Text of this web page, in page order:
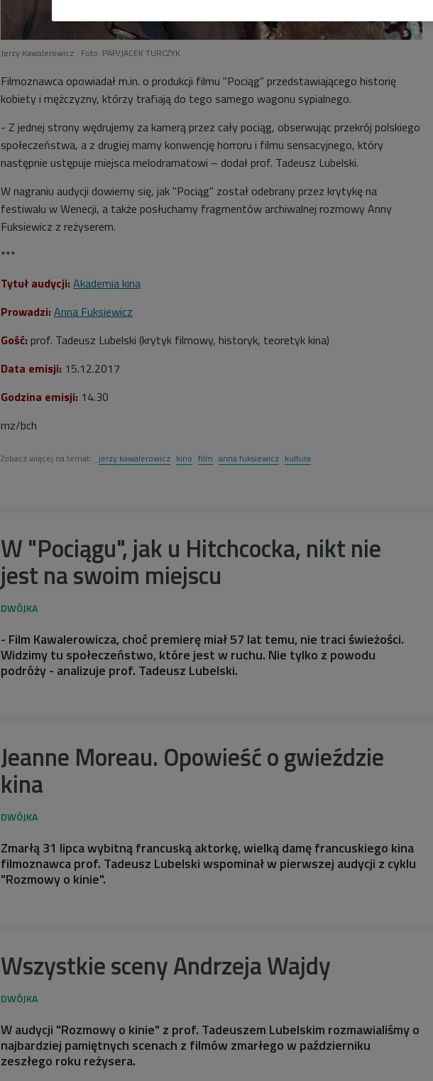
Jerzy Kawalerowicz Foto: PAP/JACEK TURCZYK
Filmoznawca opowiadał m.in. o produkcji filmu "Pociąg" przedstawiającego historię
kobiety i mężczyzny, którzy trafiają do tego samego wagonu sypialnego.
- Z jednej strony wędrujemy za kamerą przez cały pociąg, obserwując przekrój polskiego
społeczeństwa, a z drugiej mamy konwencję horroru i filmu sensacyjnego, który
następnie ustępuje miejsca melodramatowi – dodał prof. Tadeusz Lubelski.
W nagraniu audycji dowiemy się, jak "Pociąg" został odebrany przez krytykę na
festiwalu w Wenecji, a także posłuchamy fragmentów archiwalnej rozmowy Anny
Fuksiewicz z reżyserem.
***
Tytuł audycji: Akademia kina
Prowadzi: Anna Fuksiewicz
Gość: prof. Tadeusz Lubelski (krytyk filmowy, historyk, teoretyk kina)
Data emisji: 15.12.2017
Godzina emisji: 14.30
mz/bch
Zobacz więcej na temat: jerzy kawalerowicz kino film anna fuksiewicz kultura
W "Pociągu", jak u Hitchcocka, nikt nie
jest na swoim miejscu
- Film Kawalerowicza, choć premierę miał 57 lat temu, nie traci świeżości.
Widzimy tu społeczeństwo, które jest w ruchu. Nie tylko z powodu
podróży - analizuje prof. Tadeusz Lubelski.
Jeanne Moreau. Opowieść o gwieździe
kina
Zmarłą 31 lipca wybitną francuską aktorkę, wielką damę francuskiego kina
filmoznawca prof. Tadeusz Lubelski wspominał w pierwszej audycji z cyklu
"Rozmowy o kinie".
Wszystkie sceny Andrzeja Wajdy
W audycji "Rozmowy o kinie" z prof. Tadeuszem Lubelskim rozmawialiśmy o
najbardziej pamiętnych scenach z filmów zmarłego w październiku
zeszłego roku reżysera.